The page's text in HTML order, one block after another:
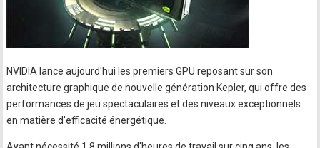
NVIDIA lance aujourd'hui les premiers GPU reposant sur son
architecture graphique de nouvelle génération Kepler, qui offre des
performances de jeu spectaculaires et des niveaux exceptionnels
en matière d'efficacité énergétique.